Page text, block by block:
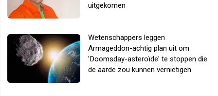
uitgekomen
Wetenschappers leggen
Armageddon-achtig plan uit om
'Doomsday-asteroïde' te stoppen die
de aarde zou kunnen vernietigen